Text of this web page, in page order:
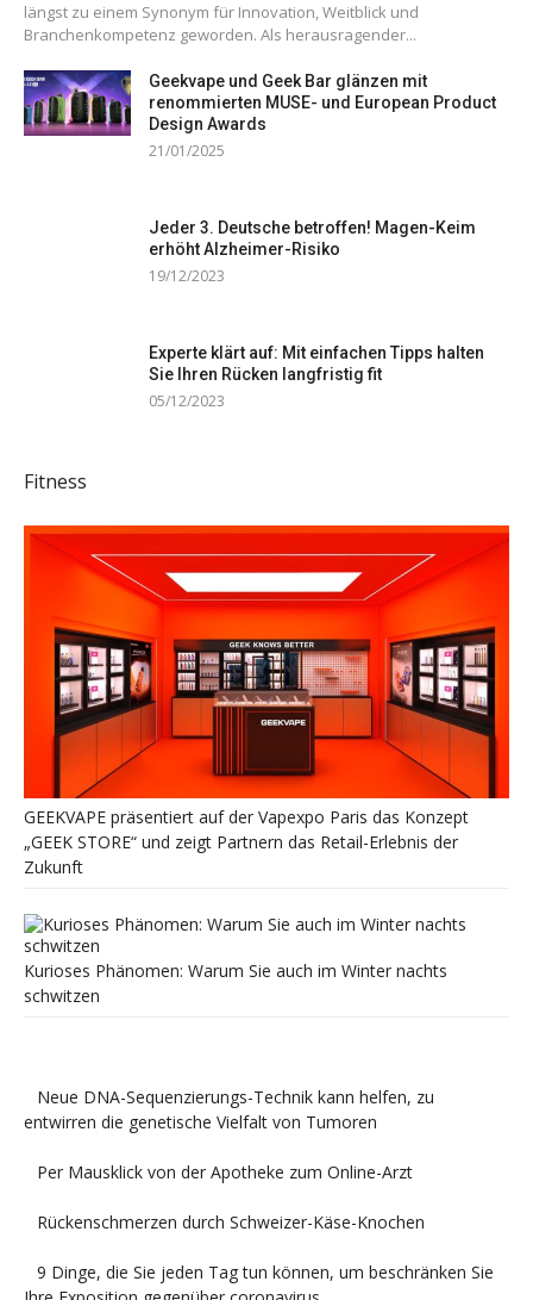
längst zu einem Synonym für Innovation, Weitblick und
Branchenkompetenz geworden. Als herausragender...
Geekvape und Geek Bar glänzen mit
renommierten MUSE- und European Product
Design Awards
21/01/2025
Jeder 3. Deutsche betroffen! Magen-Keim
erhöht Alzheimer-Risiko
19/12/2023
Experte klärt auf: Mit einfachen Tipps halten
Sie Ihren Rücken langfristig fit
05/12/2023
Fitness
GEEKVAPE präsentiert auf der Vapexpo Paris das Konzept
„GEEK STORE“ und zeigt Partnern das Retail-Erlebnis der
Zukunft
Kurioses Phänomen: Warum Sie auch im Winter nachts
schwitzen
Neue DNA-Sequenzierungs-Technik kann helfen, zu
entwirren die genetische Vielfalt von Tumoren
Per Mausklick von der Apotheke zum Online-Arzt
Rückenschmerzen durch Schweizer-Käse-Knochen
9 Dinge, die Sie jeden Tag tun können, um beschränken Sie